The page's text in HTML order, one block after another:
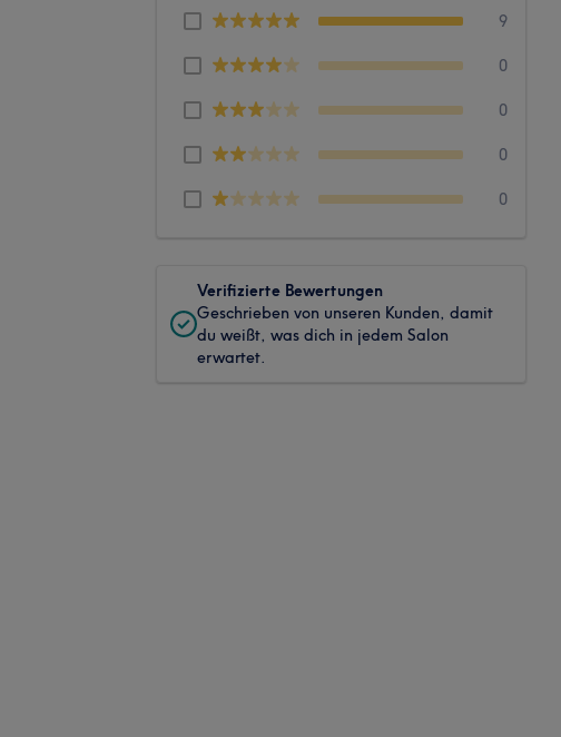
9
0
0
0
0
Verifizierte Bewertungen
Geschrieben von unseren Kunden, damit
du weißt, was dich in jedem Salon
erwartet.